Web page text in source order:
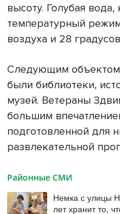
высоту. Голубая
температурный
воздуха и 28
Следующим объектом
были библиотеки,
музей. Ветераны
большим
подготовленной для
развлекательной
Районные СМИ
Немка с улицы
лет хранит то,